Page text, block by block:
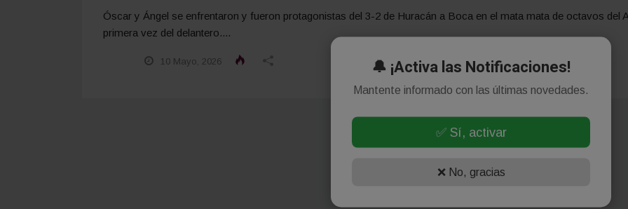
Óscar y Ángel se enfrentaron y fueron protagonistas del 3-2 de Huracán a Boca en el mata mata de octavos del
primera vez del delantero....
10 Mayo, 2026 🔔 ¡Activa las Notificaciones!
Mantente informado con las últimas novedades.
✅ Sí, activar
❌ No, gracias